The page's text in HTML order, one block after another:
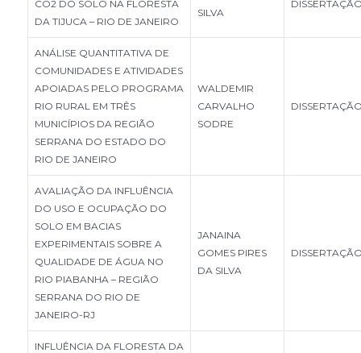
CO2 DO SOLO NA FLORESTA
DA TIJUCA – RIO DE JANEIRO
SILVA
ANÁLISE QUANTITATIVA DE
COMUNIDADES E ATIVIDADES
APOIADAS PELO PROGRAMA
RIO RURAL EM TRÊS
MUNICÍPIOS DA REGIÃO
SERRANA DO ESTADO DO
RIO DE JANEIRO
WALDEMIR
CARVALHO
SODRE
AVALIAÇÃO DA INFLUÊNCIA
DO USO E OCUPAÇÃO DO
SOLO EM BACIAS
EXPERIMENTAIS SOBRE A
QUALIDADE DE ÁGUA NO
RIO PIABANHA – REGIÃO
SERRANA DO RIO DE
JANEIRO-RJ
JANAINA
GOMES PIRES
DA SILVA
INFLUÊNCIA DA FLORESTA DA